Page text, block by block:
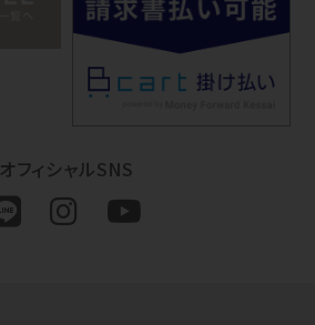
オフィシャルSNS